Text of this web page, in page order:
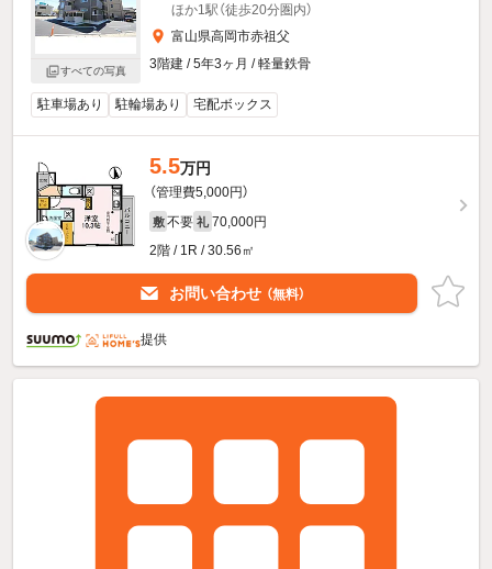
すべての写真
ほか1駅（徒歩20分圏内）
富山県高岡市赤祖父
3階建 / 5年3ヶ月 / 軽量鉄骨
駐車場あり 駐輪場あり 宅配ボックス
5.5万円
（管理費5,000円）
敷 不要 礼 70,000円
2階 / 1R / 30.56㎡
お問い合わせ （無料）
提供